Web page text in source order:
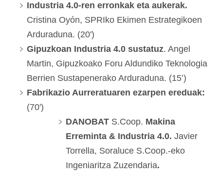
Industria 4.0-ren erronkak eta aukerak.
Cristina Oyón, SPRIko Ekimen Estrategikoen
Arduraduna. (20')
Gipuzkoan Industria 4.0 sustatuz. Angel
Martin, Gipuzkoako Foru Aldundiko Teknologia
Berrien Sustapenerako Arduraduna. (15’)
Fabrikazio Aurreratuaren ezarpen ereduak:
(70')
DANOBAT S.Coop. Makina
Erreminta & Industria 4.0. Javier
Torrella, Soraluce S.Coop.-eko
Ingeniaritza Zuzendaria.